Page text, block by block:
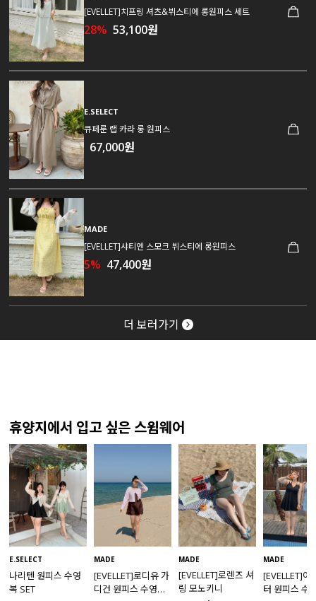
[EVELLET]치프링 셔츠&뷔스티에 롱원피스 세트
28% 53,100원
E.SELECT
큐페룬 랩 카라 롱 원피스
67,000원
MADE
[EVELLET]샤티엔 스모크 뷔스티에 롱원피스
5% 47,400원
더 보러가기
휴양지에서 입고 싶은 스윔웨어
E.SELECT
나리텐 원피스 수영
복 SET
MADE
[EVELLET]로디유 가
디건 원피스 수영복
MADE
[EVELLET]로렌즈 셔
링 모노키니
MADE
[EVELLET]아
터 원피스 수